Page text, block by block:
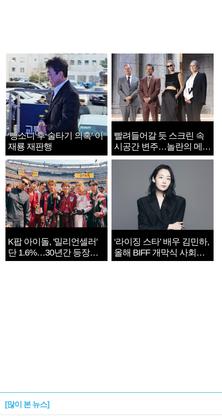
‘뺑소니 후 술타기 의혹’ 이
재룡 재판행
빨려들어갈 듯 스크린 속
시공간 변주…놀란의 메시
지는 ‘전쟁 속죄’
K팝 아이돌, '밀리언셀러'
단 1.6%…30년간 등장
1182개팀 전수조사
‘라이징 스타’ 배우 김민하,
올해 BIFF 개막식 사회자
확정
[많이 본 뉴스]